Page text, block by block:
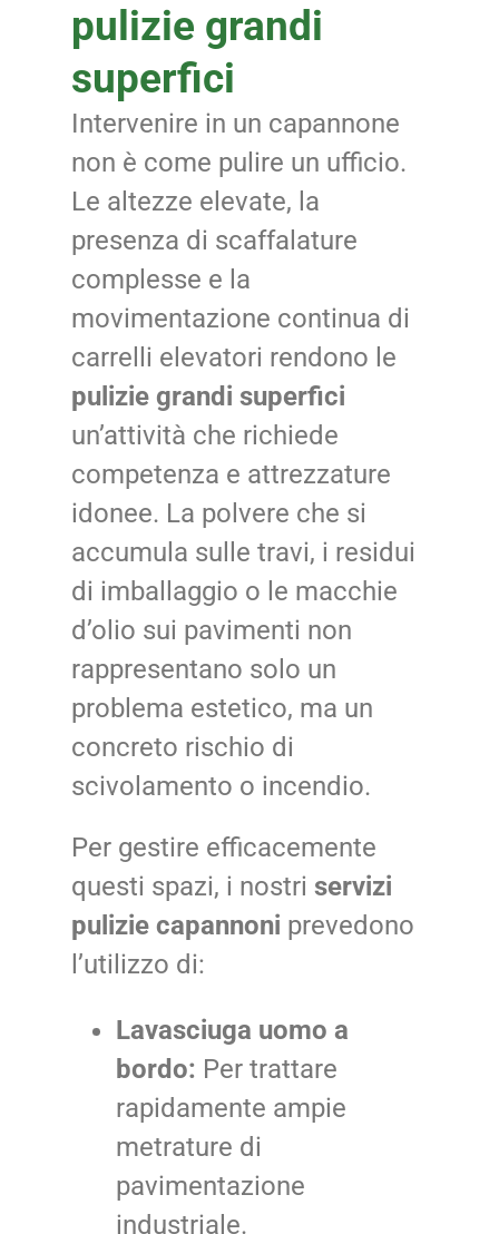
pulizie grandi
superfici
Intervenire in un capannone
non è come pulire un ufficio.
Le altezze elevate, la
presenza di scaffalature
complesse e la
movimentazione continua di
carrelli elevatori rendono le
pulizie grandi superfici
un’attività che richiede
competenza e attrezzature
idonee. La polvere che si
accumula sulle travi, i residui
di imballaggio o le macchie
d’olio sui pavimenti non
rappresentano solo un
problema estetico, ma un
concreto rischio di
scivolamento o incendio.
Per gestire efficacemente
questi spazi, i nostri servizi
pulizie capannoni prevedono
l’utilizzo di:
Lavasciuga uomo a
bordo: Per trattare
rapidamente ampie
metrature di
pavimentazione
industriale.